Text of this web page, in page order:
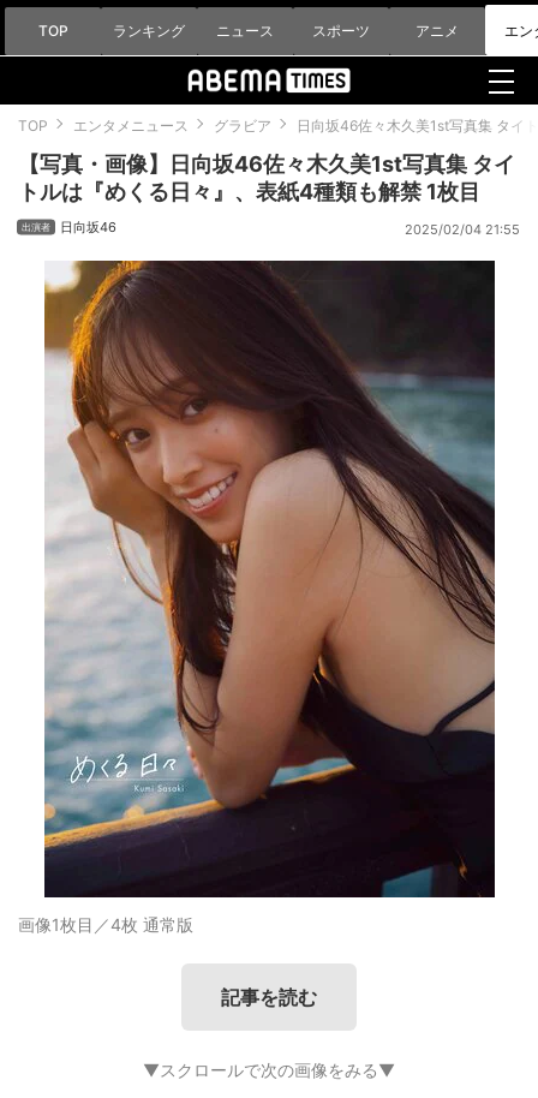
TOP ランキング ニュース スポーツ アニメ エン
TOP エンタメニュース グラビア 日向坂46佐々木久美1st写真集 タイ
【写真・画像】日向坂46佐々木久美1st写真集 タイ
トルは『めくる日々』、表紙4種類も解禁 1枚目
日向坂46 2025/02/04 21:55
画像1枚目／4枚 通常版
記事を読む
▼スクロールで次の画像をみる▼